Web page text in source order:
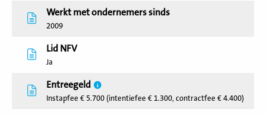
Werkt met ondernemers sinds
2009
Lid NFV
Ja
Entreegeld
Instapfee € 5.700 (intentiefee € 1.300, contractfee € 4.400)